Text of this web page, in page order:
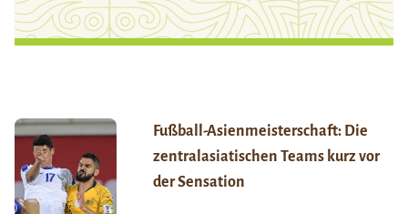
Fußball-Asienmeisterschaft: Die
zentralasiatischen Teams kurz vor
der Sensation